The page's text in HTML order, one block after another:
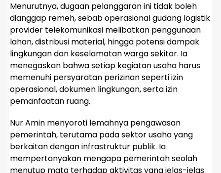
Menurutnya, dugaan pelanggaran ini tidak boleh
dianggap remeh, sebab operasional gudang logistik
provider telekomunikasi melibatkan penggunaan
lahan, distribusi material, hingga potensi dampak
lingkungan dan keselamatan warga sekitar. Ia
menegaskan bahwa setiap kegiatan usaha harus
memenuhi persyaratan perizinan seperti izin
operasional, dokumen lingkungan, serta izin
pemanfaatan ruang.
Nur Amin menyoroti lemahnya pengawasan
pemerintah, terutama pada sektor usaha yang
berkaitan dengan infrastruktur publik. Ia
mempertanyakan mengapa pemerintah seolah
menutup mata terhadap aktivitas yang jelas-jelas